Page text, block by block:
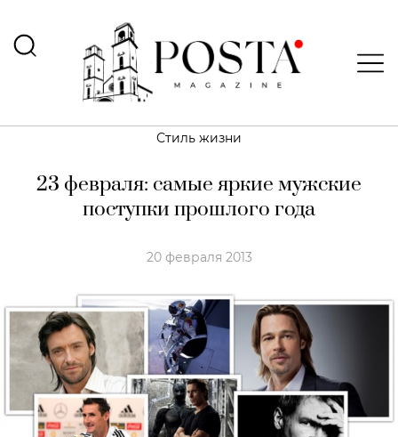
Стиль жизни
23 февраля: самые яркие мужские
поступки прошлого года
20 февраля 2013